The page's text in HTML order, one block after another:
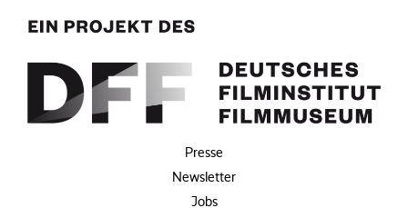
Presse
Newsletter
Jobs